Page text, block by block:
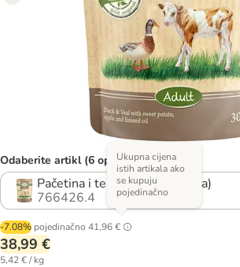
Odaberite artikl (6 opcija)
Pačetina i teletina (bez žitarica)
766426.4
-7.08% pojedinačno 41,96 €
Ukupna cijena
istih artikala ako
se kupuju
pojedinačno
38,99 €
5,42 € / kg